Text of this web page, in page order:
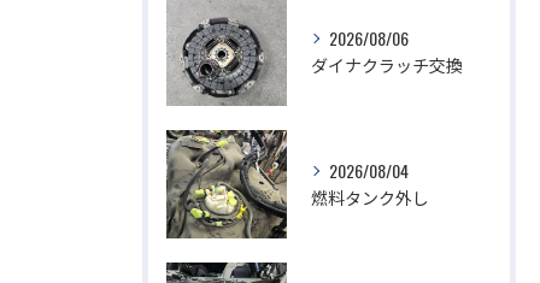
2026/08/06
ダイナクラッチ交換
2026/08/04
燃料タンク外し